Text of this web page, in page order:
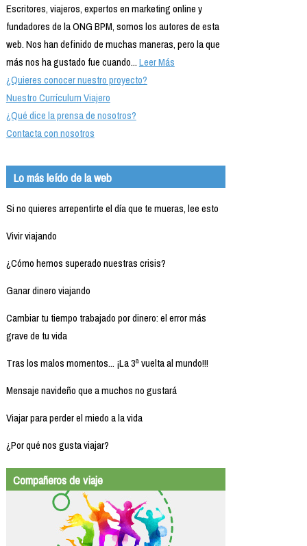
Escritores, viajeros, expertos en marketing online y
fundadores de la ONG BPM, somos los autores de esta
web. Nos han definido de muchas maneras, pero la que
más nos ha gustado fue cuando...Leer Más
¿Quieres conocer nuestro proyecto?
Nuestro Currículum Viajero
¿Qué dice la prensa de nosotros?
Contacta con nosotros
Lo más leído de la web
Si no quieres arrepentirte el día que te mueras, lee esto
Vivir viajando
¿Cómo hemos superado nuestras crisis?
Ganar dinero viajando
Cambiar tu tiempo trabajado por dinero: el error más
grave de tu vida
Tras los malos momentos... ¡La 3ª vuelta al mundo!!!
Mensaje navideño que a muchos no gustará
Viajar para perder el miedo a la vida
¿Por qué nos gusta viajar?
Compañeros de viaje